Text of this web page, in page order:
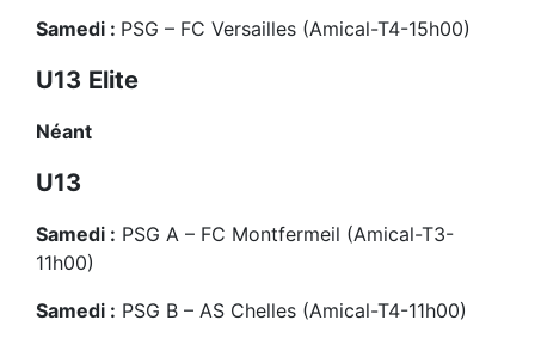
Samedi : PSG – FC Versailles (Amical-T4-15h00)
U13 Elite
Néant
U13
Samedi : PSG A – FC Montfermeil (Amical-T3-
11h00)
Samedi : PSG B – AS Chelles (Amical-T4-11h00)